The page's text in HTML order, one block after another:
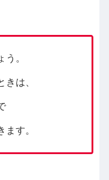
。
は、
す。